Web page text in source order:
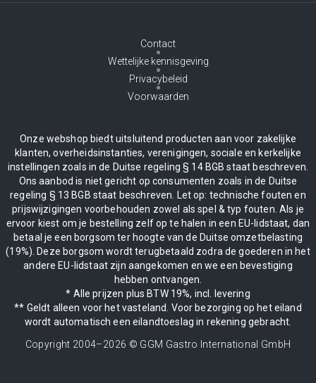
Contact
Wettelijke kennisgeving
Privacybeleid
Voorwaarden
Onze webshop biedt uitsluitend producten aan voor zakelijke
klanten, overheidsinstanties, verenigingen, sociale en kerkelijke
instellingen zoals in de Duitse regeling § 14 BGB staat beschreven.
Ons aanbod is niet gericht op consumenten zoals in de Duitse
regeling § 13 BGB staat beschreven. Let op: technische fouten en
prijswijzigingen voorbehouden zowel als spel & typ fouten. Als je
ervoor kiest om je bestelling zelf op te halen in een EU-lidstaat, dan
betaal je een borgsom ter hoogte van de Duitse omzetbelasting
(19%). Deze borgsom wordt terugbetaald zodra de goederen in het
andere EU-lidstaat zijn aangekomen en we een bevestiging
hebben ontvangen.
* Alle prijzen plus BTW 19%, incl. levering
** Geldt alleen voor het vasteland. Voor bezorging op het eiland
wordt automatisch een eilandtoeslag in rekening gebracht.
Copyright 2004–2026 © GGM Gastro International GmbH